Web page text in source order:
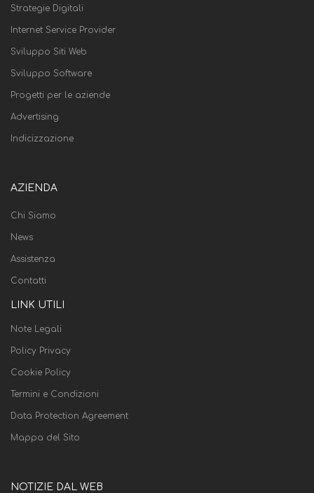
Strategie Digitali
Internet Service Provider
Sviluppo Siti Web
Sviluppo Software
Progetti per le aziende
Advertising
Indicizzazione
AZIENDA
Chi Siamo
News
Assistenza
Contatti
LINK UTILI
Note Legali
Policy Privacy
Cookie Policy
Termini e Condizioni
Data Protection Agreement
Mappa del Sito
NOTIZIE DAL WEB